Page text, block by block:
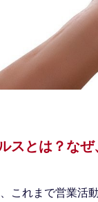
スとは？な
これまで営業活